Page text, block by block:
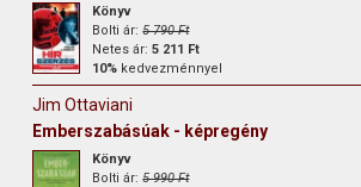
Könyv
Bolti ár:5 790 Ft
Netes ár:5 211 Ft
10% kedvezménnyel
Jim Ottaviani
Emberszabásúak - képregény
Könyv
Bolti ár:5 990 Ft